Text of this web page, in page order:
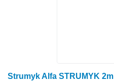
Strumyk Alfa STRUMYK 2m